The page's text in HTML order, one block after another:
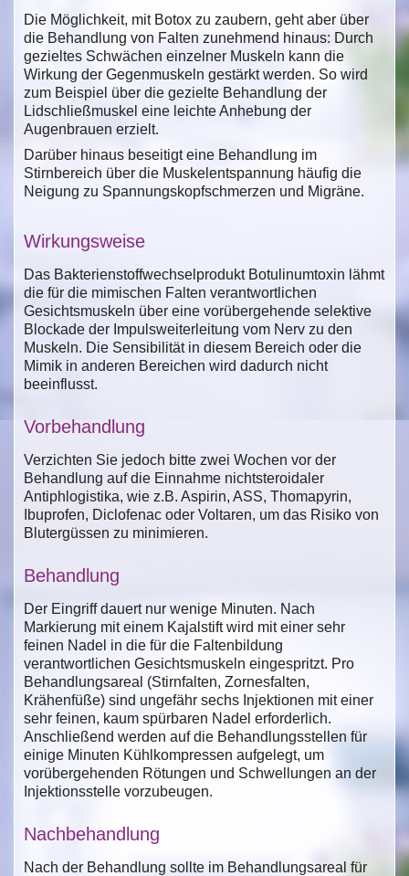
Die Möglichkeit, mit Botox zu zaubern, geht aber über
die Behandlung von Falten zunehmend hinaus: Durch
gezieltes Schwächen einzelner Muskeln kann die
Wirkung der Gegenmuskeln gestärkt werden. So wird
zum Beispiel über die gezielte Behandlung der
Lidschließmuskel eine leichte Anhebung der
Augenbrauen erzielt.
Darüber hinaus beseitigt eine Behandlung im
Stirnbereich über die Muskelentspannung häufig die
Neigung zu Spannungskopfschmerzen und Migräne.
Wirkungsweise
Das Bakterienstoffwechselprodukt Botulinumtoxin lähmt
die für die mimischen Falten verantwortlichen
Gesichtsmuskeln über eine vorübergehende selektive
Blockade der Impulsweiterleitung vom Nerv zu den
Muskeln. Die Sensibilität in diesem Bereich oder die
Mimik in anderen Bereichen wird dadurch nicht
beeinflusst.
Vorbehandlung
Verzichten Sie jedoch bitte zwei Wochen vor der
Behandlung auf die Einnahme nichtsteroidaler
Antiphlogistika, wie z.B. Aspirin, ASS, Thomapyrin,
Ibuprofen, Diclofenac oder Voltaren, um das Risiko von
Blutergüssen zu minimieren.
Behandlung
Der Eingriff dauert nur wenige Minuten. Nach
Markierung mit einem Kajalstift wird mit einer sehr
feinen Nadel in die für die Faltenbildung
verantwortlichen Gesichtsmuskeln eingespritzt. Pro
Behandlungsareal (Stirnfalten, Zornesfalten,
Krähenfüße) sind ungefähr sechs Injektionen mit einer
sehr feinen, kaum spürbaren Nadel erforderlich.
Anschließend werden auf die Behandlungsstellen für
einige Minuten Kühlkompressen aufgelegt, um
vorübergehenden Rötungen und Schwellungen an der
Injektionsstelle vorzubeugen.
Nachbehandlung
Nach der Behandlung sollte im Behandlungsareal für